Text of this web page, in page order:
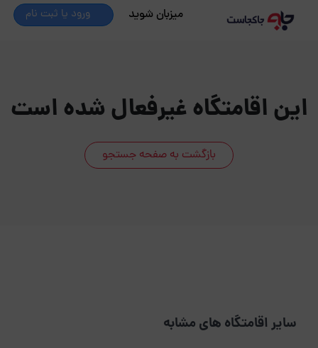
میزبان شوید ورود یا ثبت نام
این اقامتگاه غیرفعال شده است
بازگشت به صفحه جستجو
سایر اقامتگاه های مشابه